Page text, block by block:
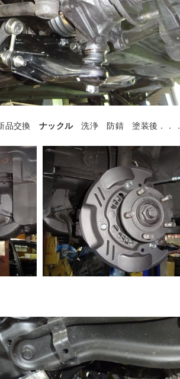
品交換 ナックル洗浄 防錆 塗装後．．．